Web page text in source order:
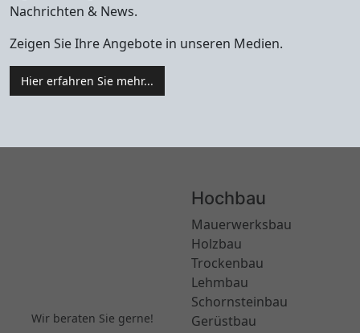
Nachrichten & News.
Zeigen Sie Ihre Angebote in unseren Medien.
Hier erfahren Sie mehr...
Wir beraten Sie gerne!
Hochbau
Mauerwerksbau
Holzbau
Trockenbau
Lehmbau
Schornsteinbau
Gerüstbau